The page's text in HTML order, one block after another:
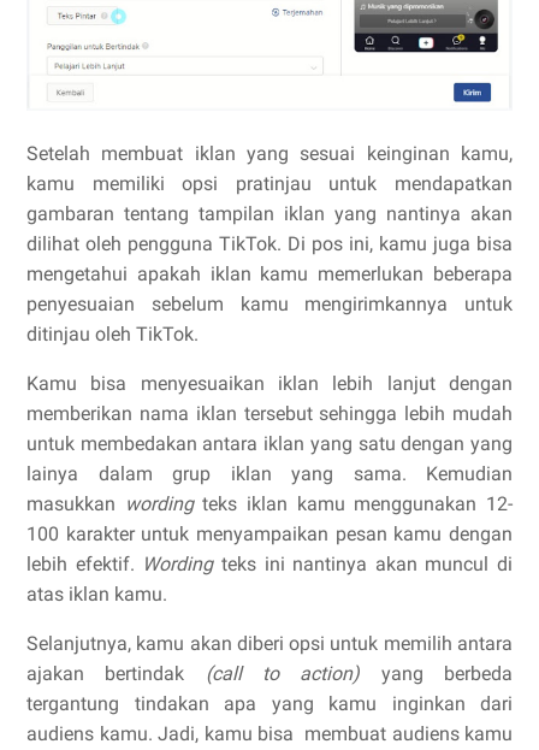
Setelah membuat iklan yang sesuai keinginan kamu,
kamu memiliki opsi pratinjau untuk mendapatkan
gambaran tentang tampilan iklan yang nantinya akan
dilihat oleh pengguna TikTok. Di pos ini, kamu juga bisa
mengetahui apakah iklan kamu memerlukan beberapa
penyesuaian sebelum kamu mengirimkannya untuk
ditinjau oleh TikTok.
Kamu bisa menyesuaikan iklan lebih lanjut dengan
memberikan nama iklan tersebut sehingga lebih mudah
untuk membedakan antara iklan yang satu dengan yang
lainya dalam grup iklan yang sama. Kemudian
masukkan wordingteks iklan kamu menggunakan 12-
100 karakter untuk menyampaikan pesan kamu dengan
lebih efektif. Wording teks ini nantinya akan muncul di
atas iklan kamu.
Selanjutnya, kamu akan diberi opsi untuk memilih antara
ajakan bertindak (call to action) yang berbeda
tergantung tindakan apa yang kamu inginkan dari
audiens kamu. Jadi, kamu bisa membuat audiens kamu